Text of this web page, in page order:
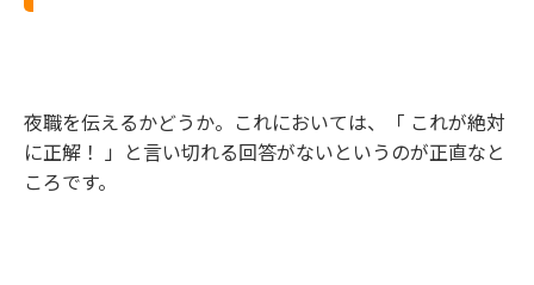
夜職を伝えるかどうか。これにおいては、「 これが絶対
に正解！ 」と言い切れる回答がないというのが正直なと
ころです。